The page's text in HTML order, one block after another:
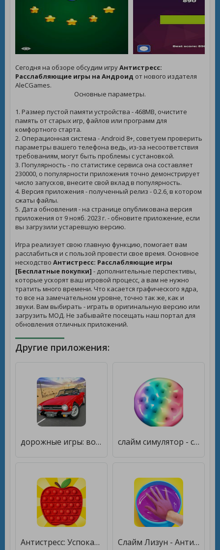
Сегодня на обзоре обсудим игруАнтистресс:
Расслабляющие игры на Андроид от нового издателя
AleCGames.
Основные параметры.
1. Размер пустой памяти устройства - 468MB, очистите
память от старых игр, файлов или программ для
комфортного старта.
2. Операционная система - Android 8+, советуем проверить
параметры вашего телефона ведь, из-за несоответствия
требованиям, могут быть проблемы с установкой.
3. Популярность - по статистике сервиса она составляет
230000, о популярности приложения точно демонстрирует
число запусков, внесите свой вклад в популярность.
4. Версия приложения - полученный релиз - 0.2.6, в котором
сжаты файлы.
5. Дата обновления - на странице опубликована версия
приложения от 9 нояб. 2023 г. - обновите приложение, если
вы загрузили устаревшую версию.
Игра реализует свою главную функцию, помогает вам
расслабиться и с пользой провести свое время. Основное
несходство Антистресс: Расслабляющие игры
[Бесплатные покупки] - дополнительные перспективы,
которые ускорят ваш игровой процесс, а вам не нужно
тратить много времени. Что касается графического ядра,
то все на замечательном уровне, точно так же, как и
звуки. Вам выбирать - играть в оригинальную версию или
загрузить МОД. Не забывайте посещать наш портал для
обновления отличных приложений.
Другие приложения:
дорожные игры: вождение [Бесплатные покупки] слайм симулятор - слаймы АСМР антистресс slime [Без рекламы]
Антистресс: Успокаивающие Игры [Unlocked] Слайм Лизун - Антистресс АСМР [Unlocked]